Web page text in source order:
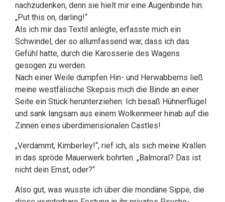
nachzudenken, denn sie hielt mir eine Augenbinde hin:
„Put this on, darling!“
Als ich mir das Textil anlegte, erfasste mich ein
Schwindel, der so allumfassend war, dass ich das
Gefühl hatte, durch die Karosserie des Wagens
gesogen zu werden.
Nach einer Weile dumpfen Hin- und Herwabberns ließ
meine westfälische Skepsis mich die Binde an einer
Seite ein Stück herunterziehen: Ich besaß Hühnerflügel
und sank langsam aus einem Wolkenmeer hinab auf die
Zinnen eines überdimensionalen Castles!
„Verdammt, Kimberley!“, rief ich, als sich meine Krallen
in das spröde Mauerwerk bohrten. „Balmoral? Das ist
nicht dein Ernst, oder?“
Also gut, was wusste ich über die mondäne Sippe, die